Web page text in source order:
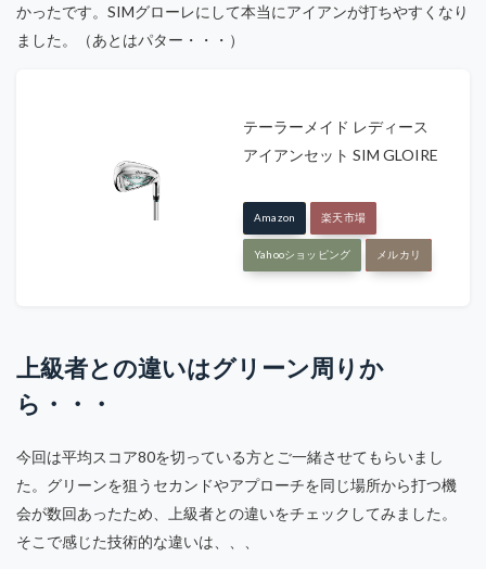
かったです。SIMグローレにして本当にアイアンが打ちやすくなり
ました。（あとはパター・・・）
テーラーメイド レディース
アイアンセット SIM GLOIRE
Amazon 楽天市場
Yahooショッピング メルカリ
上級者との違いはグリーン周りか
ら・・・
今回は平均スコア80を切っている方とご一緒させてもらいまし
た。グリーンを狙うセカンドやアプローチを同じ場所から打つ機
会が数回あったため、上級者との違いをチェックしてみました。
そこで感じた技術的な違いは、、、